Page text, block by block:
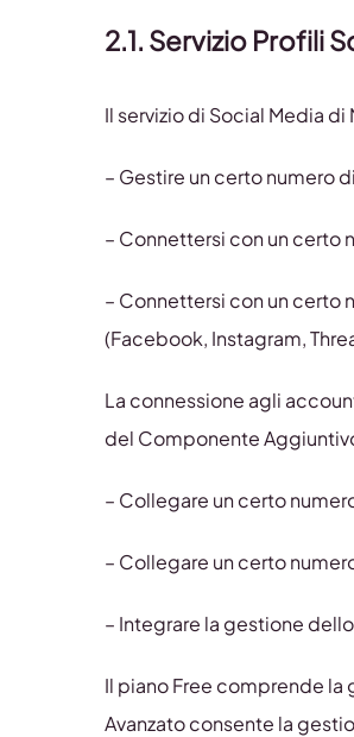
2.1. Servizio Profili
Il servizio di Social Media
– Gestire un certo numero
– Connettersi con un certo
– Connettersi con un certo
(Facebook, Instagram,
La connessione agli
del Componente
– Collegare un certo
– Collegare un certo
– Integrare la gestione
Il piano Free comprende la
Avanzato consente la